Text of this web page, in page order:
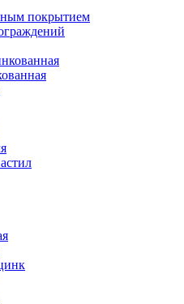
покрытием